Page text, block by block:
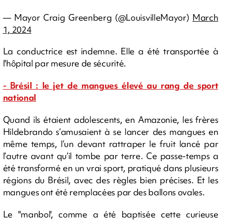
— Mayor Craig Greenberg (@LouisvilleMayor) March
1, 2024
La conductrice est indemne. Elle a été transportée à
l'hôpital par mesure de sécurité.
- Brésil : le jet de mangues élevé au rang de sport
national
Quand ils étaient adolescents, en Amazonie, les frères
Hildebrando s’amusaient à se lancer des mangues en
même temps, l’un devant rattraper le fruit lancé par
l’autre avant qu’il tombe par terre. Ce passe-temps a
été transformé en un vrai sport, pratiqué dans plusieurs
régions du Brésil, avec des règles bien précises. Et les
mangues ont été remplacées par des ballons ovales.
Le "manbol', comme a été baptisée cette curieuse